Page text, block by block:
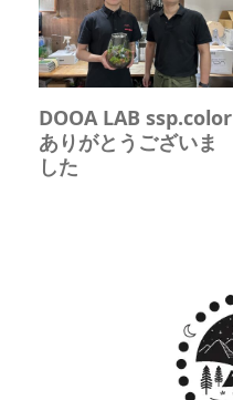
DOOA LAB ssp.color
ありがとうございま
した